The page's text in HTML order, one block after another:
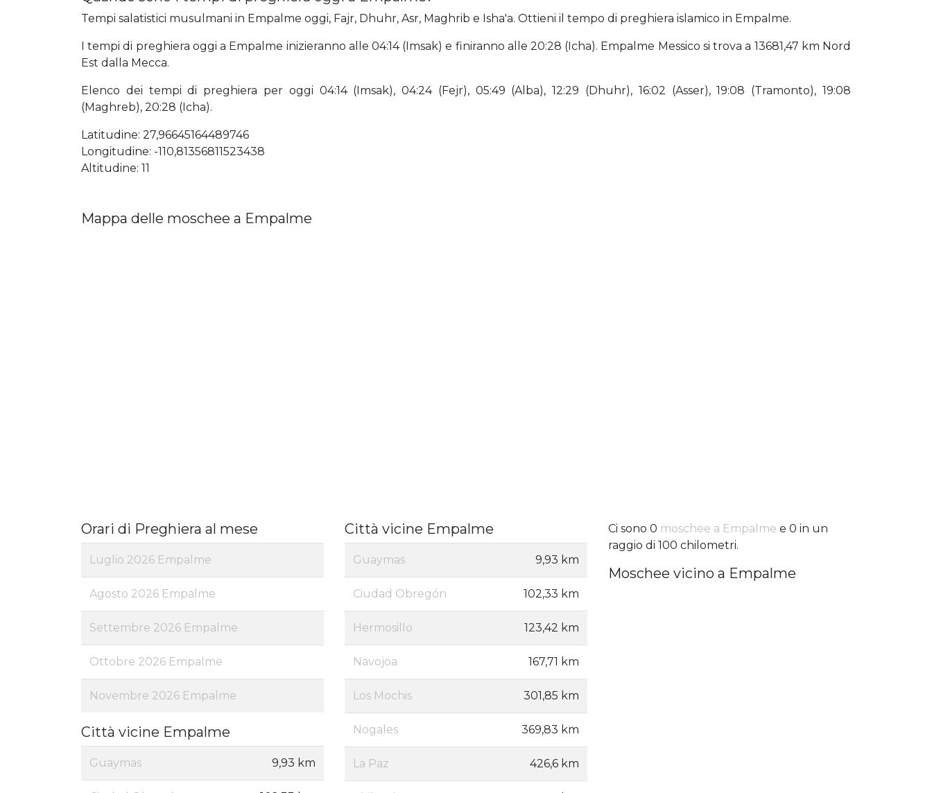
Tempi salatistici musulmani in Empalme oggi, Fajr, Dhuhr, Asr, Maghrib e Isha'a. Ottieni il tempo di preghiera islamico in Empalme.
I tempi di preghiera oggi a Empalme inizieranno alle 04:14 (Imsak) e finiranno alle 20:28 (Icha). Empalme Messico si trova a 13681,47 km Nord
Est dalla Mecca.
Elenco dei tempi di preghiera per oggi 04:14 (Imsak), 04:24 (Fejr), 05:49 (Alba), 12:29 (Dhuhr), 16:02 (Asser), 19:08 (Tramonto), 19:08
(Maghreb), 20:28 (Icha).
Latitudine: 27,96645164489746
Longitudine: -110,81356811523438
Altitudine: 11
Mappa delle moschee a Empalme
Orari di Preghiera al mese
Luglio 2026 Empalme
Agosto 2026 Empalme
Settembre 2026 Empalme
Ottobre 2026 Empalme
Novembre 2026 Empalme
Città vicine Empalme
Guaymas 9,93 km
Città vicine Empalme
Guaymas 9,93 km
Ciudad Obregón 102,33 km
Hermosillo 123,42 km
Navojoa 167,71 km
Los Mochis 301,85 km
Nogales 369,83 km
La Paz 426,6 km
Ci sono 0 moschee a Empalme e 0 in un
raggio di 100 chilometri.
Moschee vicino a Empalme